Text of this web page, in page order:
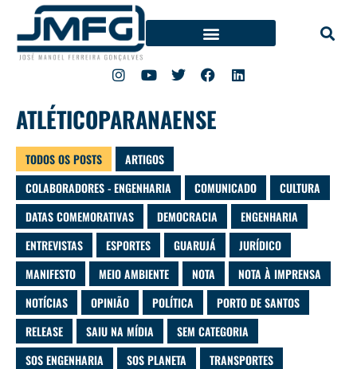
ATLÉTICOPARANAENSE
TODOS OS POSTS
ARTIGOS
COLABORADORES - ENGENHARIA
COMUNICADO
CULTURA
DATAS COMEMORATIVAS
DEMOCRACIA
ENGENHARIA
ENTREVISTAS
ESPORTES GUARUJÁ
JURÍDICO
MANIFESTO
MEIO AMBIENTE NOTA
NOTA À IMPRENSA
NOTÍCIAS
OPINIÃO POLÍTICA
PORTO DE SANTOS
RELEASE
SAIU NA MÍDIA
SEM CATEGORIA
SOS ENGENHARIA
SOS PLANETA TRANSPORTES